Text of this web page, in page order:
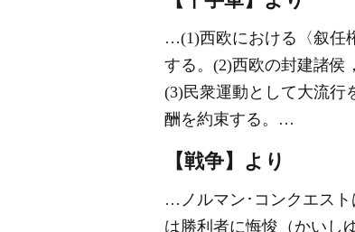
…(1)西欧における〈叙任
する。(2)西欧の封建諸侯
(3)民衆運動として大流行
酬を約束する。…
【戦争】より
…ノルマン･コンクエスト
は勝利者に悔悛（かいし